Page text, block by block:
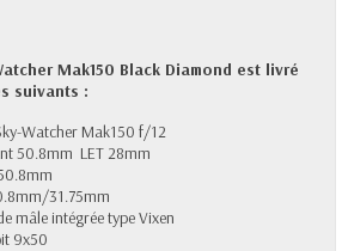
Mak150 Black Diamond est livré
suivants :
Watcher Mak150 f/12
50.8mm LET 28mm
31.75mm
mâle intégrée type Vixen
9x50